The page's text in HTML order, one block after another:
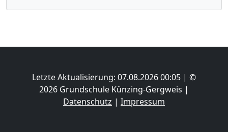
Letzte Aktualisierung: 07.08.2026 00:05 | ©
2026 Grundschule Künzing-Gergweis |
Datenschutz | Impressum